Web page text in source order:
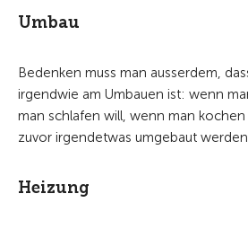
Umbau
Bedenken muss man ausserdem,
irgendwie am Umbauen ist: wenn
man schlafen will, wenn man
zuvor irgendetwas umgebaut
Heizung